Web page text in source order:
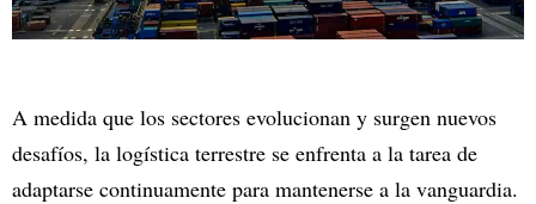
A medida que los sectores evolucionan y surgen nuevos
desafíos, la logística terrestre se enfrenta a la tarea de
adaptarse continuamente para mantenerse a la vanguardia.